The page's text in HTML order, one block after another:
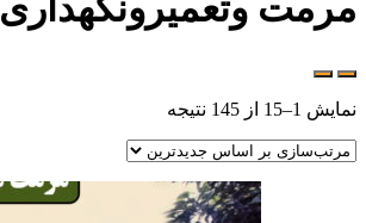
مرمت وتعمیرونگهداری
نمایش 1–15 از 145 نتیجه